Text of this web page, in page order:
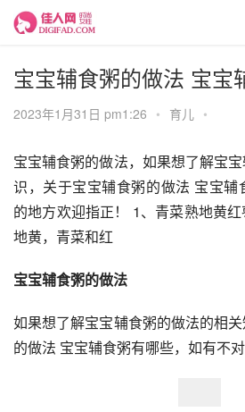
宝宝辅食粥的做法 宝宝
2023年1月31日 pm1:26 • 育儿 •
宝宝辅食粥的做法，如果想了解宝
识，关于宝宝辅食粥的做法 宝宝
的地方欢迎指正！ 1、青菜熟地黄
地黄，青菜和红
宝宝辅食粥的做法
如果想了解宝宝辅食粥的做法的相
的做法 宝宝辅食粥有哪些，如有不对